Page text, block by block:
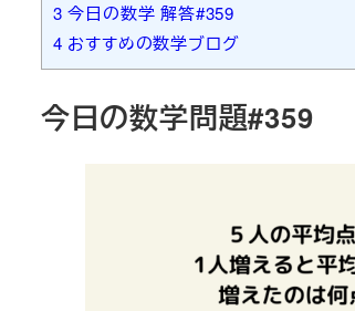
3 今日の数学 解答#359
4 おすすめの数学ブログ
今日の数学問題#359